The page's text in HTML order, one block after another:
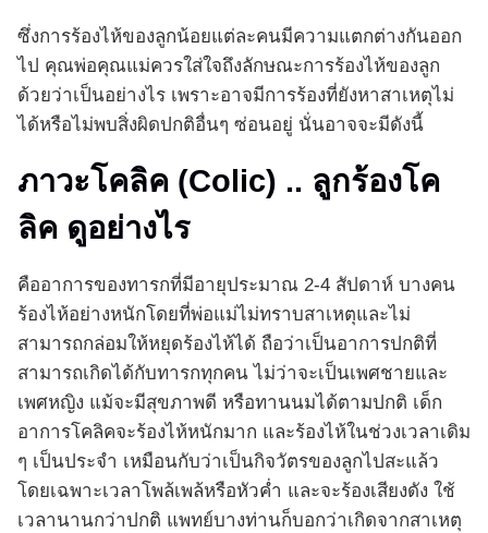
ซึ่งการร้องไห้ของลูกน้อยแต่ละคนมีความแตกต่างกันออก
ไป คุณพ่อคุณแม่ควรใส่ใจถึงลักษณะการร้องไห้ของลูก
ด้วยว่าเป็นอย่างไร เพราะอาจมีการร้องที่ยังหาสาเหตุไม่
ได้หรือไม่พบสิ่งผิดปกติอื่นๆ ซ่อนอยู่ นั่นอาจจะมีดังนี้
ภาวะโคลิค (Colic) .. ลูกร้องโค
ลิค ดูอย่างไร
คืออาการของทารกที่มีอายุประมาณ 2-4 สัปดาห์ บางคน
ร้องไห้อย่างหนักโดยที่พ่อแม่ไม่ทราบสาเหตุและไม่
สามารถกล่อมให้หยุดร้องไห้ได้ ถือว่าเป็นอาการปกติที่
สามารถเกิดได้กับทารกทุกคน ไม่ว่าจะเป็นเพศชายและ
เพศหญิง แม้จะมีสุขภาพดี หรือทานนมได้ตามปกติ เด็ก
อาการโคลิคจะร้องไห้หนักมาก และร้องไห้ในช่วงเวลาเดิม
ๆ เป็นประจำ เหมือนกับว่าเป็นกิจวัตรของลูกไปสะแล้ว
โดยเฉพาะเวลาโพล้เพล้หรือหัวค่ำ และจะร้องเสียงดัง ใช้
เวลานานกว่าปกติ แพทย์บางท่านก็บอกว่าเกิดจากสาเหตุ